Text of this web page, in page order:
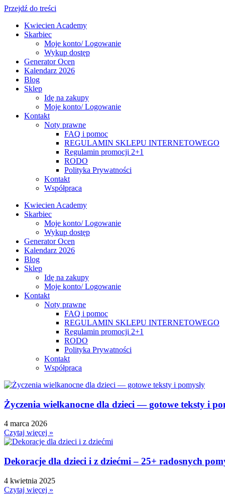
Przejdź do treści
Kwiecien Academy
Skarbiec
Moje konto/ Logowanie
Wykup dostęp
Generator Ocen
Kalendarz 2026
Blog
Sklep
Idę na zakupy
Moje konto/ Logowanie
Kontakt
Noty prawne
FAQ i pomoc
REGULAMIN SKLEPU INTERNETOWEGO
Regulamin promocji 2+1
RODO
Polityka Prywatności
Kontakt
Współpraca
Kwiecien Academy
Skarbiec
Moje konto/ Logowanie
Wykup dostęp
Generator Ocen
Kalendarz 2026
Blog
Sklep
Idę na zakupy
Moje konto/ Logowanie
Kontakt
Noty prawne
FAQ i pomoc
REGULAMIN SKLEPU INTERNETOWEGO
Regulamin promocji 2+1
RODO
Polityka Prywatności
Kontakt
Współpraca
Życzenia wielkanocne dla dzieci — gotowe teksty i
4 marca 2026
Czytaj więcej »
Dekoracje dla dzieci i z dziećmi – 25+ radosnych
4 kwietnia 2025
Czytaj więcej »